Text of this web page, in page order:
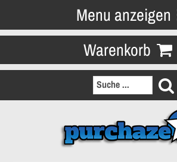
Menu anzeigen
Warenkorb